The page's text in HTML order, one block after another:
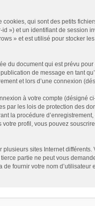
qui sont des petits
») et un identifiant de session
» et est utilisé pour stocker
du document qui est prévu
de message en tant
et lors d’une connexion
à votre compte (désigné
par les lois de protection des
la procédure
profil, vous pouvez
sites Internet différents.
partie ne peut vous
fournir votre nom